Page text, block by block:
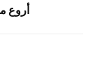
أروع